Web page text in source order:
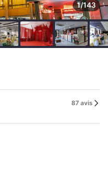
1/143
87 avis